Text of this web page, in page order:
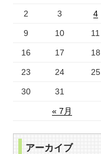
« 7月
2 3 4
9 10 11
16 17 18
23 24 25
30 31
アーカイブ